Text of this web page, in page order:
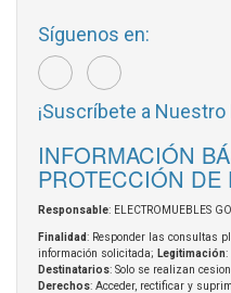
Síguenos en:
¡Suscríbete a Nuestro
INFORMACIÓN
PROTECCIÓN DE
Responsable: ELECTROMUEBLES
Finalidad: Responder las consultas
información solicitada; Legitimación:
Destinatarios: Solo se realizan
Derechos: Acceder, rectificar y